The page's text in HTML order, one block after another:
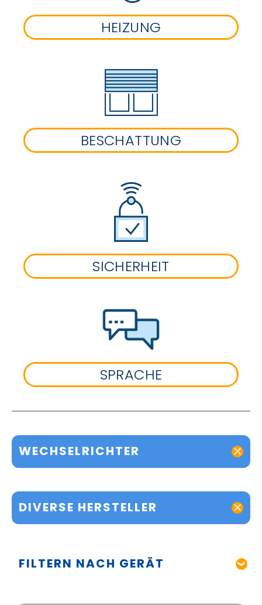
HEIZUNG
BESCHATTUNG
SICHERHEIT
SPRACHE
WECHSELRICHTER
DIVERSE HERSTELLER
FILTERN NACH GERÄT